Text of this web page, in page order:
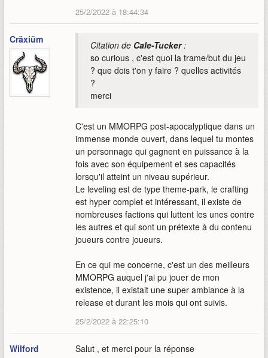
25/2/2022 à 18:44:34
Cräxiüm Citation de Cale-Tucker:
so curious , c'est quoi la trame/but du jeu
? que dois t'on y faire ? quelles activités
?
merci
C'est un MMORPG post-apocalyptique dans un
immense monde ouvert, dans lequel tu montes
un personnage qui gagnent en puissance à la
fois avec son équipement et ses capacités
lorsqu'il atteint un niveau supérieur.
Le leveling est de type theme-park, le crafting
est hyper complet et intéressant, il existe de
nombreuses factions qui luttent les unes contre
les autres et qui sont un prétexte à du contenu
joueurs contre joueurs.
En ce qui me concerne, c'est un des meilleurs
MMORPG auquel j'ai pu jouer de mon
existence, il existait une super ambiance à la
release et durant les mois qui ont suivis.
25/2/2022 à 22:25:10
Wilford Salut , et merci pour la réponse